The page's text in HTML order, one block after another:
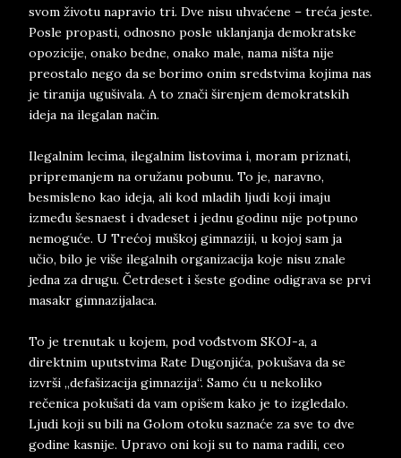
svom životu napravio tri. Dve nisu uhvaćene – treća jeste.
Posle propasti, odnosno posle uklanjanja demokratske
opozicije, onako bedne, onako male, nama ništa nije
preostalo nego da se borimo onim sredstvima kojima nas
je tiranija ugušivala. A to znači širenjem demokratskih
ideja na ilegalan način.
Ilegalnim lecima, ilegalnim listovima i, moram priznati,
pripremanjem na oružanu pobunu. To je, naravno,
besmisleno kao ideja, ali kod mladih ljudi koji imaju
između šesnaest i dvadeset i jednu godinu nije potpuno
nemoguće. U Trećoj muškoj gimnaziji, u kojoj sam ja
učio, bilo je više ilegalnih organizacija koje nisu znale
jedna za drugu. Četrdeset i šeste godine odigrava se prvi
masakr gimnazijalaca.
To je trenutak u kojem, pod vođstvom SKOJ-a, a
direktnim uputstvima Rate Dugonjića, pokušava da se
izvrši „defašizacija gimnazija“. Samo ću u nekoliko
rečenica pokušati da vam opišem kako je to izgledalo.
Ljudi koji su bili na Golom otoku saznaće za sve to dve
godine kasnije. Upravo oni koji su to nama radili, ceo